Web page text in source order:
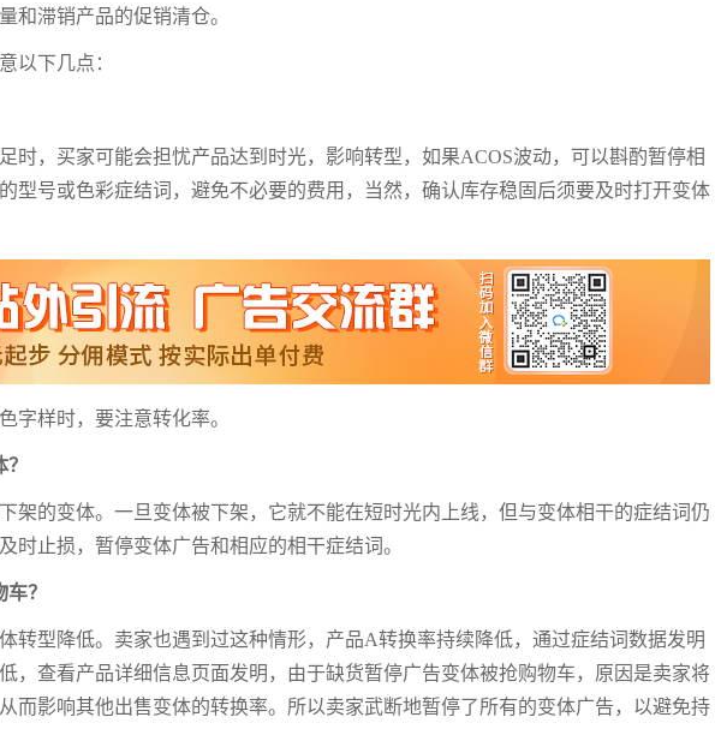
和滞销产品的促销清仓。
以下几点：
时，买家可能会担忧产品达到时光，影响转型，如果ACOS波动，可以斟酌暂停相
型号或色彩症结词，避免不必要的费用，当然，确认库存稳固后须要及时打开变体
字样时，要注意转化率。
架的变体。一旦变体被下架，它就不能在短时光内上线，但与变体相干的症结词仍
时止损，暂停变体广告和相应的相干症结词。
？
转型降低。卖家也遇到过这种情形，产品A转换率持续降低，通过症结词数据发明
，查看产品详细信息页面发明，由于缺货暂停广告变体被抢购物车，原因是卖家将
而影响其他出售变体的转换率。所以卖家武断地暂停了所有的变体广告，以避免持